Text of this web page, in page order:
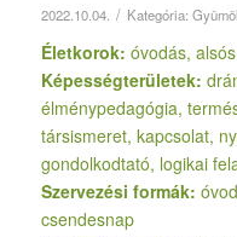
2022.10.04. / Kategória:
Életkorok: óvodás, alsós
Képességterületek:
élménypedagógia,
társismeret, kapcsolat,
gondolkodtató, logikai
Szervezési formák:
csendesnap